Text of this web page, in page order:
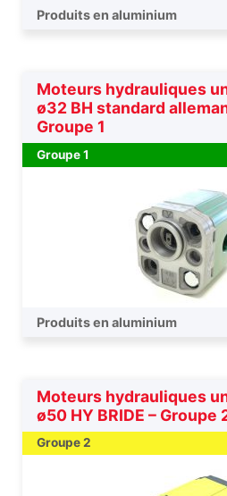
Produits en aluminium
Moteurs hydrauliques
ø32 BH standard
Groupe 1
Groupe 1
Produits en aluminium
Moteurs hydrauliques
ø50 HY BRIDE – Groupe
Groupe 2